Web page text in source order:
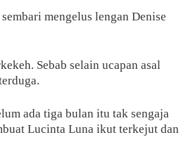
mengelus lengan Denise
Sebab selain ucapan asal
ada tiga bulan itu tak sengaja
Lucinta Luna ikut terkejut dan